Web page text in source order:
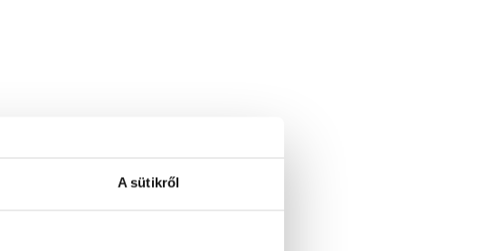
A sütikről